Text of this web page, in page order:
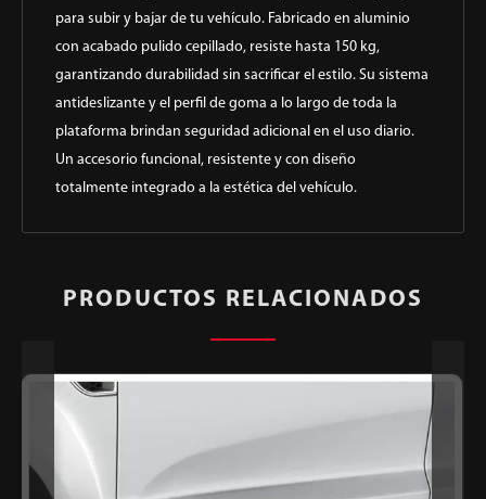
para subir y bajar de tu vehículo. Fabricado en aluminio
con acabado pulido cepillado, resiste hasta 150 kg,
garantizando durabilidad sin sacrificar el estilo. Su sistema
antideslizante y el perfil de goma a lo largo de toda la
plataforma brindan seguridad adicional en el uso diario.
Un accesorio funcional, resistente y con diseño
totalmente integrado a la estética del vehículo.
PRODUCTOS RELACIONADOS